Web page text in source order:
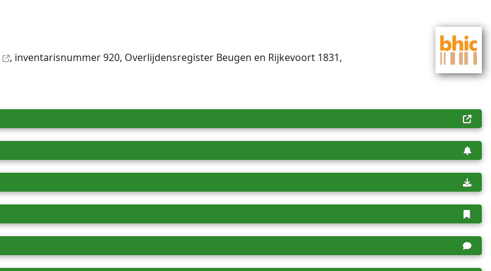
, inventaris­num­mer 920, Overlijdensregister Beugen en Rijkevoort 1831,